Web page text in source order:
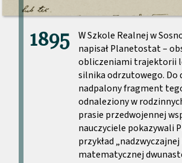
1895
W Szkole Realnej w
napisał Planetostat –
obliczeniami trajektorii
silnika odrzutowego. Do
nadpalony fragment
odnaleziony w
prasie przedwojennej
nauczyciele pokazywali
przykład „nadzwyczajnej
matematycznej